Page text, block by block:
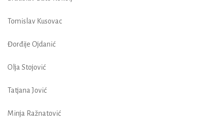
Tomislav Kusovac
Đorđije Ojdanić
Olja Stojović
Tatjana Jović
Minja Ražnatović